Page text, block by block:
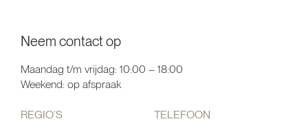
Neem contact op
Maandag t/m vrijdag: 10:00 – 18:00
Weekend: op afspraak
REGIO’S TELEFOON